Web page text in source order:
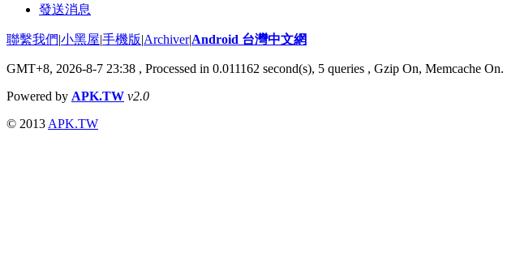
發送消息
聯繫我們|小黑屋|手機版|Archiver|Android 台灣中文網
GMT+8, 2026-8-7 23:38 , Processed in 0.011162 second(s), 5 queries , Gzip On, Memcache On.
Powered by APK.TW v2.0
© 2013 APK.TW